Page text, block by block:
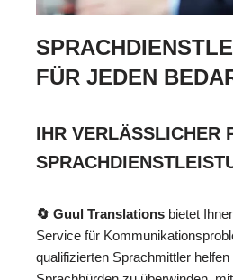
FÜR JEDEN
IHR VERLÄSSLICHER
🔄 Guul Translations bietet
Service für
qualifizierten Sprachmittler helfen